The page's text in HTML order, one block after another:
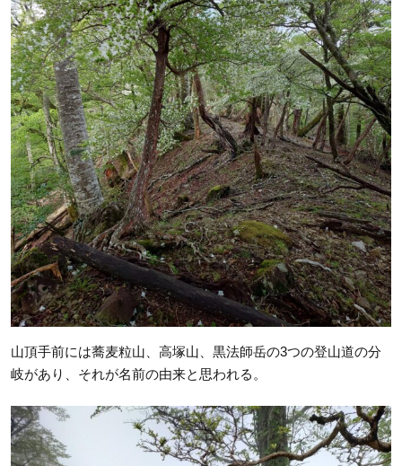
山頂手前には蕎麦粒山、高塚山、黒法師岳の3つの登山道の分
岐があり、それが名前の由来と思われる。